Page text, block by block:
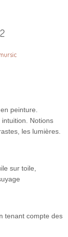
peinture.
Notions
les lumières.
sur toile,
tenant compte des